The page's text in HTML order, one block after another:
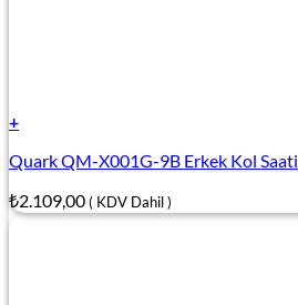
+
Quark QM-X001G-9B Erkek Kol Saati
₺2.109,00( KDV Dahil )